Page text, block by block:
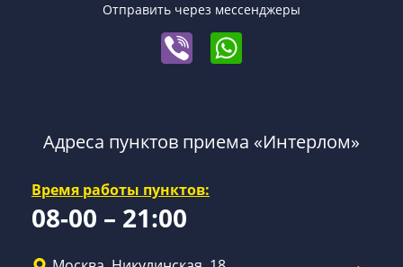
Отправить через мессенджеры
Адреса пунктов приема «Интерлом»
Время работы пунктов:
08-00 – 21:00